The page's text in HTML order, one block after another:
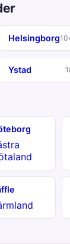
Helsingborg
Ystad